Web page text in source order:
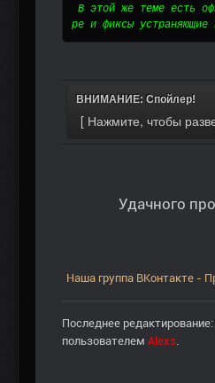
В этой же теме есть
ре и фиксы устраняющие
ВНИМАНИЕ: Спойлер!
Удачного
Наша группа ВКонтакте -
Последнее
пользователем Alexs